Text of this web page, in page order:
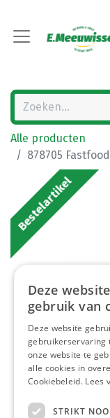
Alle producten
878705
Bestelartikel
Deze
gebruik van
Deze website
gebruikerservaring
onze website te
alle cookies in
Cookiebeleid. Lees
STRIKT